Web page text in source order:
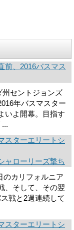
、2016バスマス
州セントジョンズ
年バスマスター
いよ開幕。目指す
...
ターエリートシ
ャローリーズ撃ち
のカリフォルニア
、そして、その翌
戦と2週連続して
ターエリートシ